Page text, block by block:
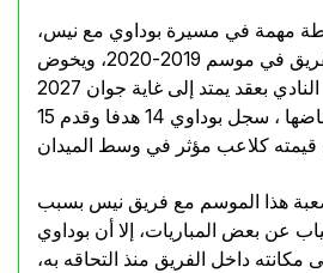
مهمة في مسيرة بوداوي مع نيس،
حيث انضم إلى الفريق في موسم 2019-2020، ويخوض
موسمه السابع مع النادي بعقد يمتد إلى غاية جوان 2027
وخلال 200 مباراة خاضها ، سجل بوداوي 14 هدفا وقدم 15
هذا الموسم مع فريق نيس بسبب
عن بعض المباريات، إلا أن بوداوي
داخل الفريق منذ التحاقه به،